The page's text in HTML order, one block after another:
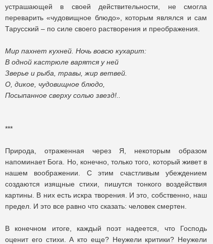
устрашающей в своей действительности, не смогла
переварить «чудовищное блюдо», которым являлся и сам
Тарусский – по силе своего растворения и преображения.
Мир пахнет кухней. Ночь вовсю кухарит:
В одной кастрюле варятся у ней
Зверье и рыба, травы, жир ветвей.
О, дикое, чудовищное блюдо,
Посыпанное сверху солью звезд!..
***
Природа, отраженная через Я, некоторым образом
напоминает Бога. Но, конечно, только того, который живет в
нашем воображении. С этим счастливым убеждением
создаются изящные стихи, пишутся тонкого воздействия
картины. В них есть искра творения. И это, собственно, наш
предел. И это все равно что сказать: человек смертен.
В конечном итоге, каждый поэт надеется, что Господь
оценит его стихи. А кто еще? Неужели критики? Неужели